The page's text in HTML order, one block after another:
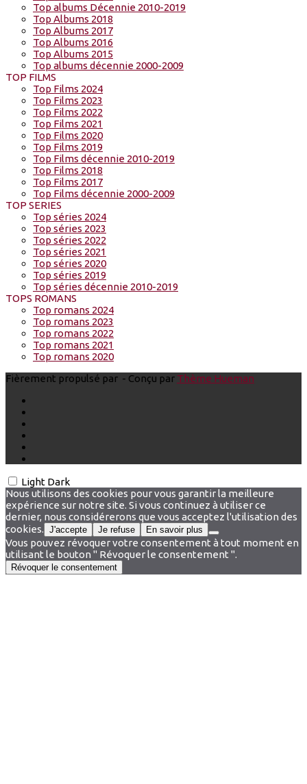
Top albums Décennie 2010-2019
Top Albums 2018
Top Albums 2017
Top Albums 2016
Top Albums 2015
Top albums décennie 2000-2009
TOP FILMS
Top Films 2024
Top Films 2023
Top Films 2022
Top Films 2021
Top Films 2020
Top Films 2019
Top Films décennie 2010-2019
Top Films 2018
Top Films 2017
Top Films décennie 2000-2009
TOP SERIES
Top séries 2024
Top séries 2023
Top séries 2022
Top séries 2021
Top séries 2020
Top séries 2019
Top séries décennie 2010-2019
TOPS ROMANS
Top romans 2024
Top romans 2023
Top romans 2022
Top romans 2021
Top romans 2020
Fièrement propulsé par - Conçu par Thème Hueman
Light Dark
Nous utilisons des cookies pour vous garantir la meilleure
expérience sur notre site. Si vous continuez à utiliser ce
dernier, nous considérerons que vous acceptez l'utilisation des
cookies. J'accepte Je refuse En savoir plus
Vous pouvez révoquer votre consentement à tout moment en
utilisant le bouton " Révoquer le consentement ".
Révoquer le consentement